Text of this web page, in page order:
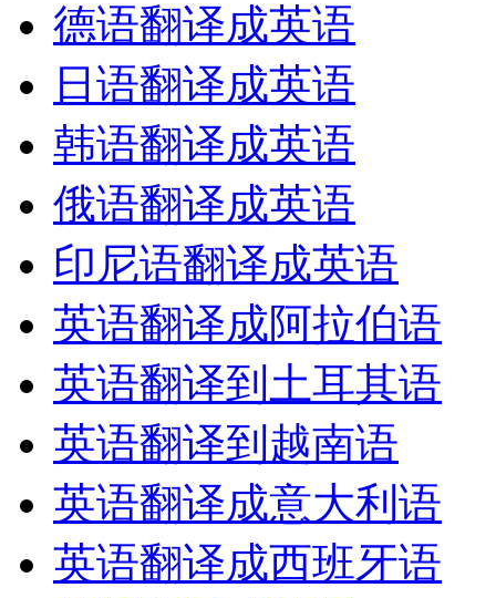
德语翻译成英语
日语翻译成英语
韩语翻译成英语
俄语翻译成英语
印尼语翻译成英语
英语翻译成阿拉伯语
英语翻译到土耳其语
英语翻译到越南语
英语翻译成意大利语
英语翻译成西班牙语